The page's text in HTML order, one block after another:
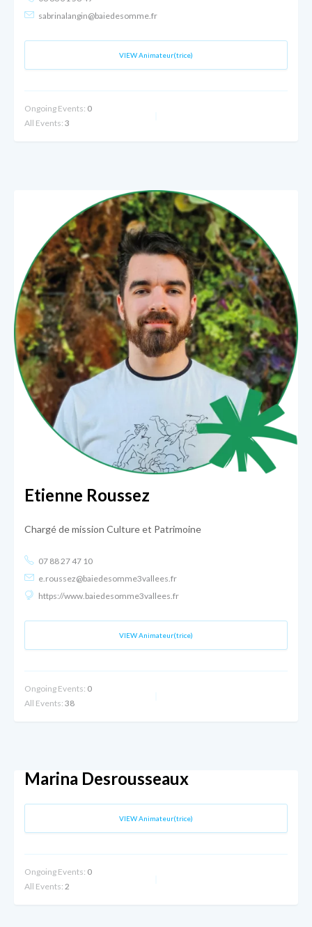
sabrinalangin@baiedesomme.fr
VIEW Animateur(trice)
Ongoing Events: 0
All Events: 3
Etienne Roussez
Chargé de mission Culture et Patrimoine
07 88 27 47 10
e.roussez@baiedesomme3vallees.fr
https://www.baiedesomme3vallees.fr
VIEW Animateur(trice)
Ongoing Events: 0
All Events: 38
Marina Desrousseaux
VIEW Animateur(trice)
Ongoing Events: 0
All Events: 2